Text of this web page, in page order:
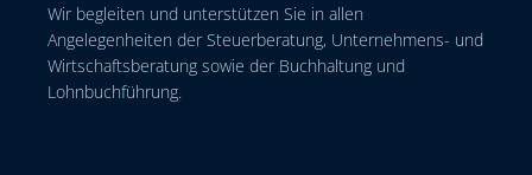
Wir begleiten und unterstützen Sie in allen
Angelegenheiten der Steuerberatung, Unternehmens- und
Wirtschaftsberatung sowie der Buchhaltung und
Lohnbuchführung.